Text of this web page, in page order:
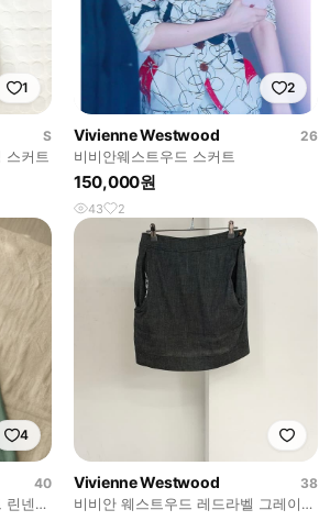
1
S
스커트
2
Vivienne Westwood
26
비비안웨스트우드 스커트
150,000원
43 2
4
40
린넨
Vivienne Westwood
38
비비안 웨스트우드 레드라벨 그레이